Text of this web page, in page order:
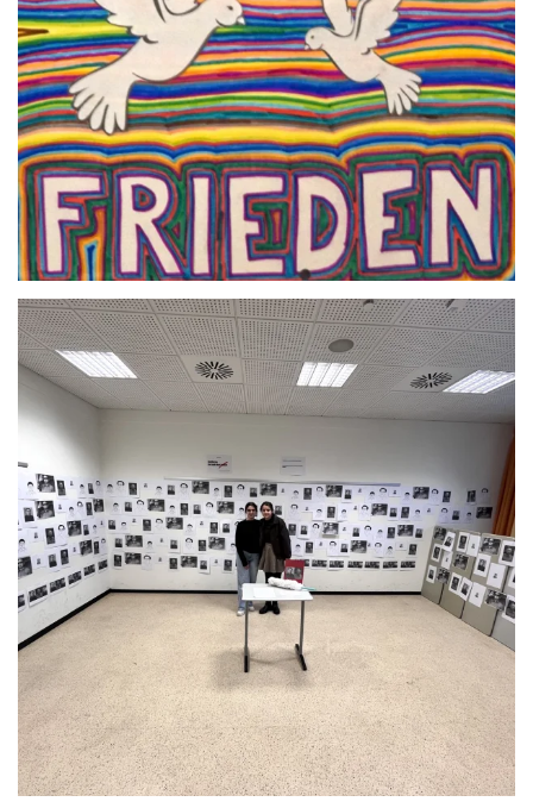
Anschauen....
Anschauen....